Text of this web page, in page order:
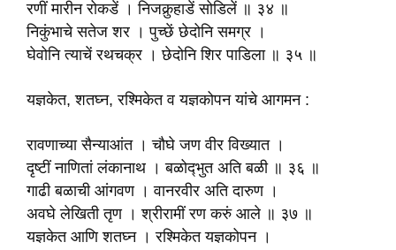
रणीं मारीन रोकडें । निजकुर्‍हाडें सोडिलें ॥ ३४ ॥
निकुंभाचे सतेज शर । पुच्छें छेदोनि समग्र ।
घेवोनि त्याचें रथचक्र । छेदोनि शिर पाडिला ॥ ३५ ॥
यज्ञकेत, शतघ्न, रश्मिकेत व यज्ञकोपन यांचे आगमन :
रावणाच्या सैन्याआंत । चौघे जण वीर विख्यात ।
दृष्टीं नाणितां लंकानाथ । बळोद्‍भुत अति बळी ॥ ३६ ॥
गाढी बळाची आंगवण । वानरवीर अति दारुण ।
अवघे लेखिती तृण । श्रीरामीं रण करुं आले ॥ ३७ ॥
यज्ञकेत आणि शतघ्न । रश्मिकेत यज्ञकोपन ।